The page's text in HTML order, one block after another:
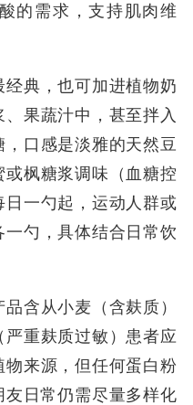
的需求，支持肌肉维
典，也可加进植物奶
、果蔬汁中，甚至拌入
口感是淡雅的天然豆
枫糖浆调味（血糖控
一勺起，运动人群或
勺，具体结合日常饮
含从小麦（含麸质）
重麸质过敏）患者应
来源，但任何蛋白粉
日常仍需尽量多样化